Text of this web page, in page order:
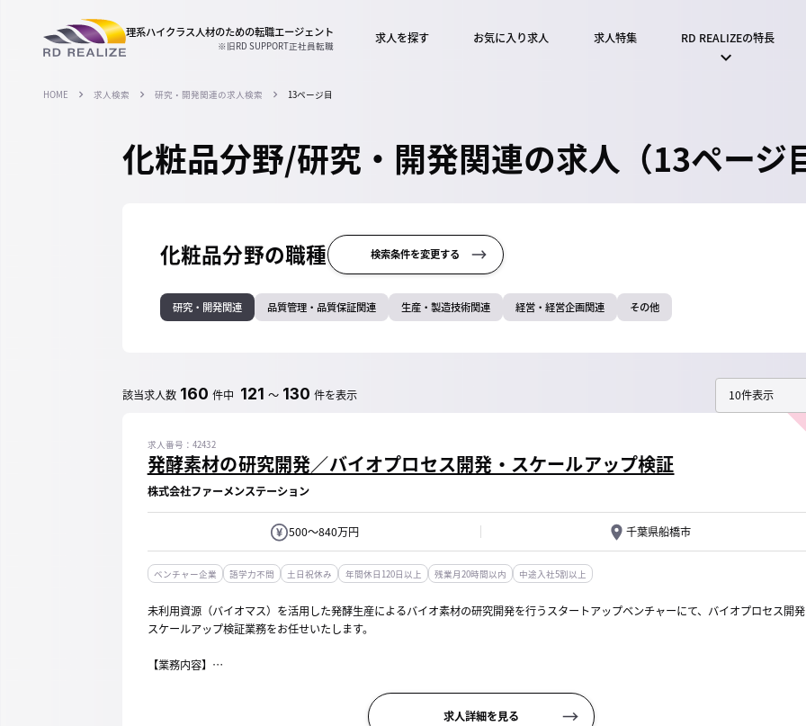
理系ハイクラス人材のための転職エージェント
※旧RD SUPPORT正社員転職 求人を探す お気に入り求人 求人特集 RD REALIZEの特長
HOME 求人検索 研究・開発関連の求人検索 13ページ目
化粧品分野/研究・開発関連の求人（13ページ
化粧品分野の職種 検索条件を変更する
研究・開発関連 品質管理・品質保証関連 生産・製造技術関連 経営・経営企画関連 その他
該当求人数 160 件中 121 ～ 130 件を表示
発酵素材の研究開発／バイオプロセス開発・スケールアップ検証
求人番号：42432
株式会社ファーメンステーション
千葉県船橋市
500～840万円
ベンチャー企業 語学力不問 土日祝休み 年間休日120日以上 残業月20時間以内 中途入社5割以上
未利用資源（バイオマス）を活用した発酵生産によるバイオ素材の研究開発を行うスタートアップベンチャーにて、バイオプロセス開
スケールアップ検証業務をお任せいたします。
【業務内容】
求人詳細を見る